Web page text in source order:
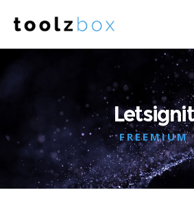
Letsignit
FREEMIUM